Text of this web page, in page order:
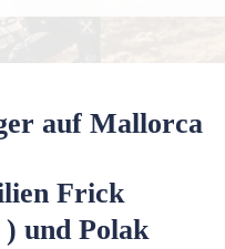
auf Mallorca
Frick
und Polak